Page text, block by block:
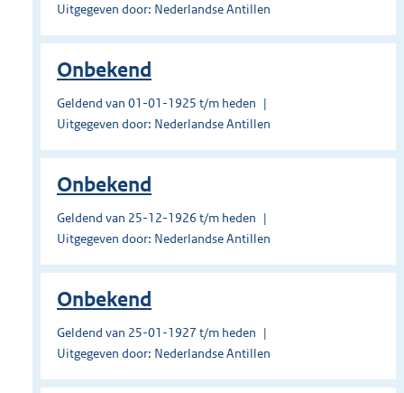
Uitgegeven door: Nederlandse Antillen
Onbekend
Geldend van 01-01-1925 t/m heden
Uitgegeven door: Nederlandse Antillen
Onbekend
Geldend van 25-12-1926 t/m heden
Uitgegeven door: Nederlandse Antillen
Onbekend
Geldend van 25-01-1927 t/m heden
Uitgegeven door: Nederlandse Antillen